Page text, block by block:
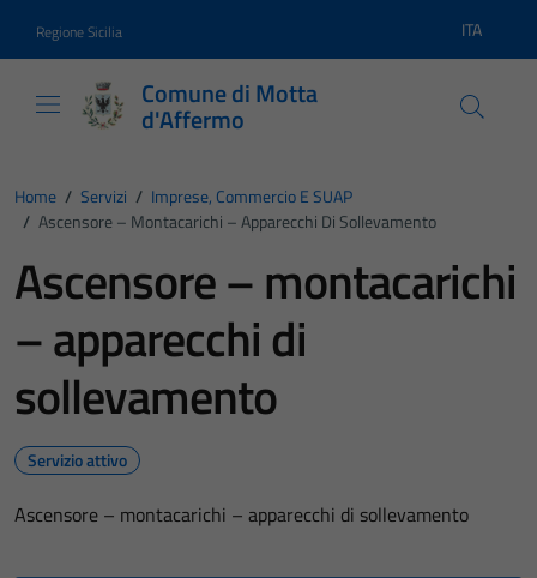
Regione Sicilia Lingua
ITA
Comune di Motta
d'Affermo
Home / Servizi / Imprese, Commercio E SUAP
/ Ascensore – Montacarichi – Apparecchi Di Sollevamento
Ascensore – montacarichi
– apparecchi di
sollevamento
Servizio attivo
Ascensore – montacarichi – apparecchi di sollevamento